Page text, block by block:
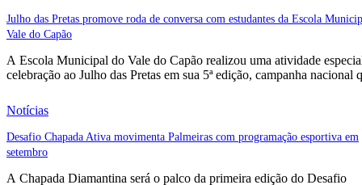
Julho das Pretas promove roda de conversa com estudantes da Escola
Vale do Capão
A Escola Municipal do Vale do Capão realizou uma atividade
celebração ao Julho das Pretas em sua 5ª edição, campanha nacional
Notícias
Desafio Chapada Ativa movimenta Palmeiras com programação esportiva em
setembro
A Chapada Diamantina será o palco da primeira edição do Desafio